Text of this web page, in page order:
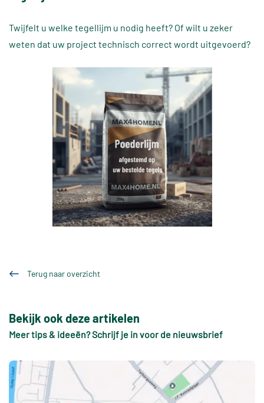
Twijfelt u welke tegellijm u nodig heeft? Of wilt u zeker
weten dat uw project technisch correct wordt uitgevoerd?
Terug naar overzicht
Bekijk ook deze artikelen
Meer tips & ideeën? Schrijf je in voor de nieuwsbrief